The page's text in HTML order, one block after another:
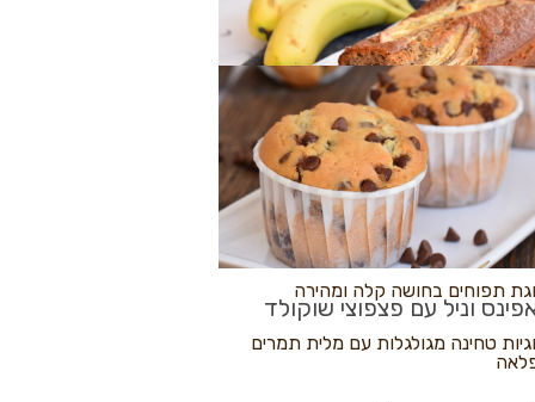
פיצה
בננות
וניל עם פצפוצי שוקולד
נקראים
תפוחים בחושה קלה ומהירה
טחינה מגולגלות עם מלית תמרים